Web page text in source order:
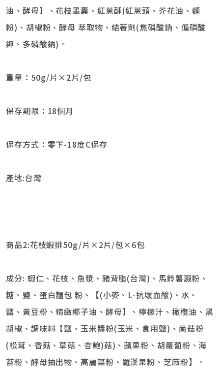
油、酵母】、花枝墨囊、紅蔥酥(紅蔥頭、芥花油、麵
粉)、胡椒粉、酵母 萃取物、結著劑(焦磷酸鈉、偏磷酸
鉀、多磷酸鈉)。
重量：50g/片×2片/包
保存期限：18個月
保存方式：零下-18度C保存
產地:台灣
商品2:花枝蝦排50g/片×2片/包×6包
成分: 蝦仁、花枝、魚漿、豬背脂(台灣)、馬鈴薯澱粉、
糖、鹽、蛋白麵包 粉、【(小麥、L-抗壞血酸)、水、
鹽、黃豆粉、精緻椰子油、酵母】、檸檬汁、橄欖油、黑
胡椒、調味料【鹽、玉米醬粉(玉米、食用鹽)、菌菇粉
(松茸、香菇、草菇、杏鮑)菇)、蘋果粉、胡蘿蔔粉、海
苔粉、酵母抽出物、高麗菜粉、羅漢果粉、芝麻粉】。